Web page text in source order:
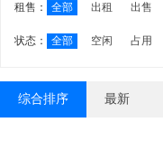
租售： 全部 出租 出售
状态： 全部 空闲 占用
综合排序 最新